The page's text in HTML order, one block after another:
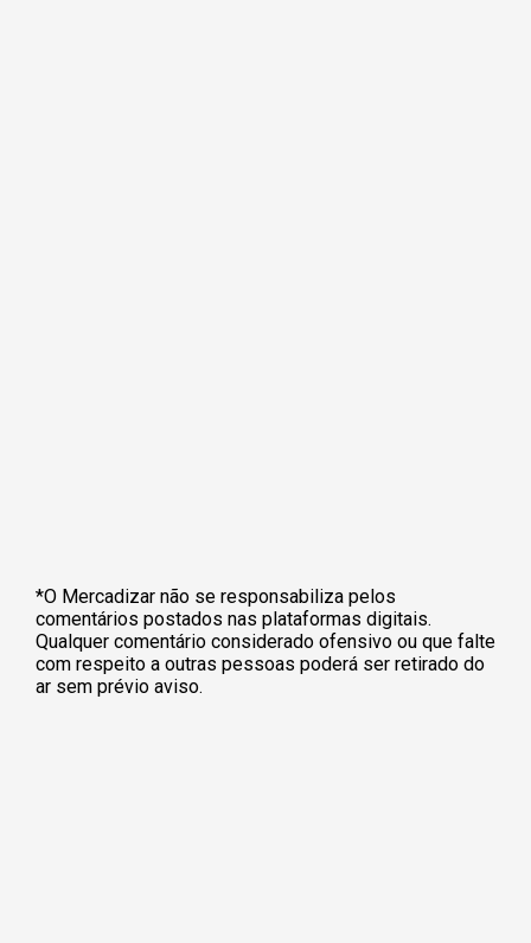
*O Mercadizar não se responsabiliza pelos
comentários postados nas plataformas digitais.
Qualquer comentário considerado ofensivo ou que falte
com respeito a outras pessoas poderá ser retirado do
ar sem prévio aviso.